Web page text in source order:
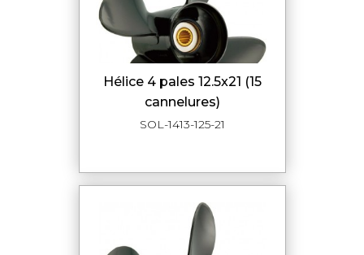
hélice 4 pales 12.5x21 (15
cannelures)
SOL-1413-125-21